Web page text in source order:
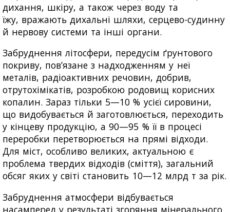
дихання, шкіру, а також через воду та
їжу, вражають дихальні шляхи, серцево-судинну
й нервову системи та інші органи.
Забруднення літосфери, передусім ґрунтового
покриву, пов’язане з надходженням у неї
металів, радіоактивних речовин, добрив,
отрутохімікатів, розробкою родовищ корисних
копалин. Зараз тільки 5—10 % усієї сировини,
що видобувається й заготовлюється, переходить
у кінцеву продукцію, а 90—95 % її в процесі
переробки перетворюється на прямі відходи.
Для міст, особливо великих, актуальною є
проблема твердих відходів (сміття), загальний
обсяг яких у світі становить 10—12 млрд т за рік.
Забруднення атмосфери відбувається
насамперед у результаті згоряння мінерального